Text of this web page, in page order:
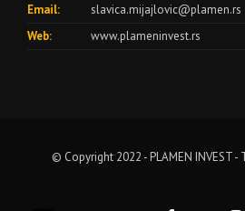
Email:
slavica.mijajlovic@plamen.rs
Web:
www.plameninvest.rs
© Copyright 2022 - PLAMEN INVEST -